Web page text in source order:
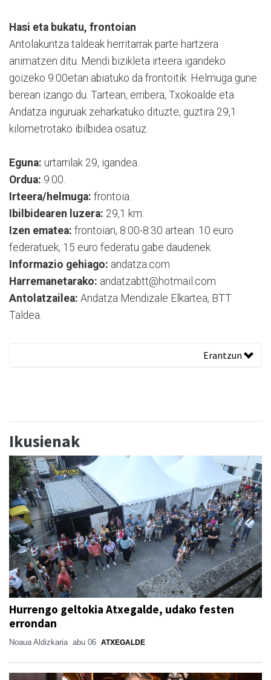
Hasi eta bukatu, frontoian
Antolakuntza taldeak herritarrak parte hartzera
animatzen ditu. Mendi bizikleta irteera igandeko
goizeko 9:00etan abiatuko da frontoitik. Helmuga gune
berean izango du. Tartean, erribera, Txokoalde eta
Andatza inguruak zeharkatuko dituzte, guztira 29,1
kilometrotako ibilbidea osatuz.
Eguna: urtarrilak 29, igandea.
Ordua: 9:00.
Irteera/helmuga: frontoia.
Ibilbidearen luzera: 29,1 km.
Izen ematea: frontoian, 8:00-8:30 artean. 10 euro
federatuek, 15 euro federatu gabe daudenek.
Informazio gehiago: andatza.com
Harremanetarako: andatzabtt@hotmail.com
Antolatzailea: Andatza Mendizale Elkartea, BTT
Taldea.
Erantzun
Ikusienak
Hurrengo geltokia Atxegalde, udako festen
errondan
Noaua Aldizkaria abu 06 ATXEGALDE